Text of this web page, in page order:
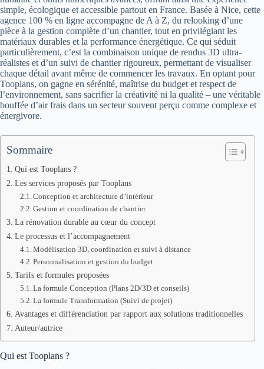
simple, écologique et accessible partout en France. Basée à Nice, cette
agence 100 % en ligne accompagne de A à Z, du relooking d’une
pièce à la gestion complète d’un chantier, tout en privilégiant les
matériaux durables et la performance énergétique. Ce qui séduit
particulièrement, c’est la combinaison unique de rendus 3D ultra-
réalistes et d’un suivi de chantier rigoureux, permettant de visualiser
chaque détail avant même de commencer les travaux. En optant pour
Tooplans, on gagne en sérénité, maîtrise du budget et respect de
l’environnement, sans sacrifier la créativité ni la qualité – une véritable
bouffée d’air frais dans un secteur souvent perçu comme complexe et
énergivore.
Sommaire
Qui est Tooplans ?
Les services proposés par Tooplans
Conception et architecture d’intérieur
Gestion et coordination de chantier
La rénovation durable au cœur du concept
Le processus et l’accompagnement
Modélisation 3D, coordination et suivi à distance
Personnalisation et gestion du budget
Tarifs et formules proposées
La formule Conception (Plans 2D/3D et conseils)
La formule Transformation (Suivi de projet)
Avantages et différenciation par rapport aux solutions traditionnelles
Auteur/autrice
Qui est Tooplans ?